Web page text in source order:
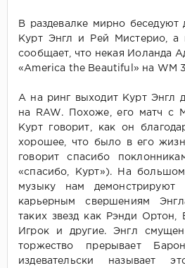
В раздевалке мирно беседуют
Курт Энгл и Рей Мистерио, а
сообщает, что некая Иоланда
«America the Beautiful» на WM
А на ринг выходит Курт Энгл
на RAW. Похоже, его матч с
Курт говорит, как он
хорошее, что было в его
говорит спасибо
«спасибо, Курт»). На
музыку нам демонстрируют
карьерным свершениям
таких звезд как Рэнди
Игрок и другие. Энгл
торжество прерывает
издевательски называет